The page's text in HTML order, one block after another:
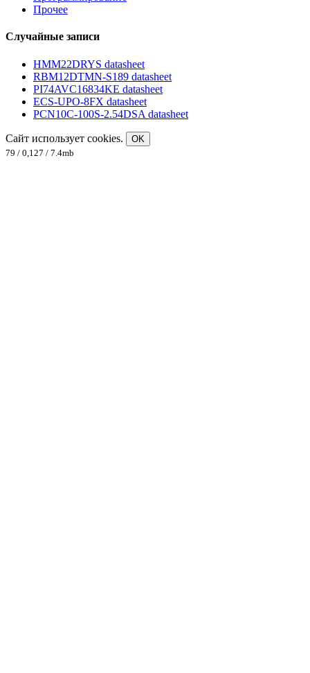
Прочее
Случайные записи
HMM22DRYS datasheet
RBM12DTMN-S189 datasheet
PI74AVC16834KE datasheet
ECS-UPO-8FX datasheet
PCN10C-100S-2.54DSA datasheet
Сайт использует cookies.
OK
79 / 0,127 / 7.4mb